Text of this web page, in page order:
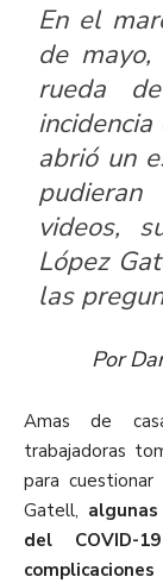
En el
de
rueda
abrió un
videos,
López
las
Por
Amas de
trabajadoras
para
Gatell,
del